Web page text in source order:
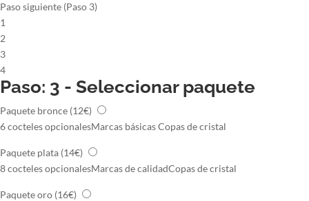
Paso siguiente (Paso 3)
1
2
3
4
Paso: 3 - Seleccionar paquete
Paquete bronce (12€)
6 cocteles opcionalesMarcas básicasCopas de cristal
Paquete plata (14€)
8 cocteles opcionalesMarcas de calidadCopas de cristal
Paquete oro (16€)